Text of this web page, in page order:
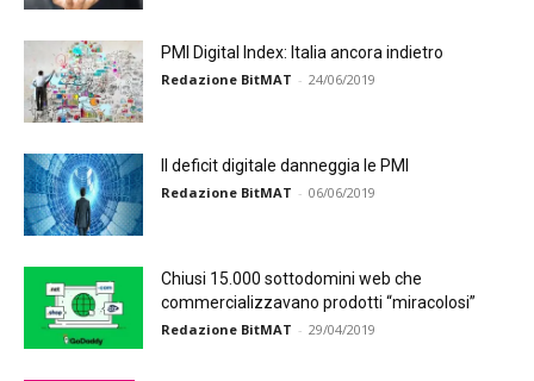
PMI Digital Index: Italia ancora indietro
Redazione BitMAT - 24/06/2019
Il deficit digitale danneggia le PMI
Redazione BitMAT - 06/06/2019
Chiusi 15.000 sottodomini web che
commercializzavano prodotti “miracolosi”
Redazione BitMAT - 29/04/2019